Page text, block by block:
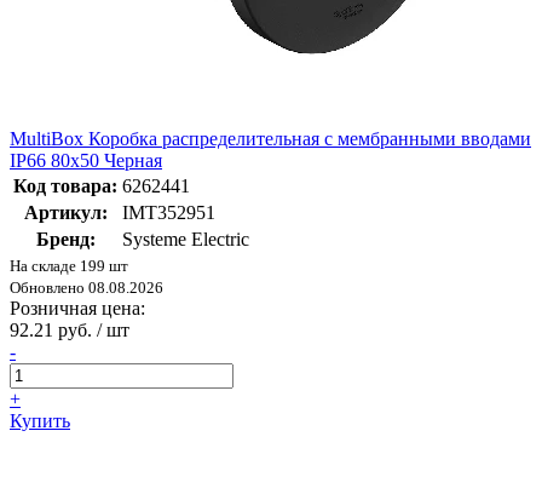
MultiBox Коробка распределительная с мембранными вводами
IP66 80x50 Черная
Код товара: 6262441
Артикул:
IMT352951
Бренд:
Systeme Electric
На складе 199 шт
Обновлено 08.08.2026
Розничная цена:
92.21 руб. / шт
-
+
Купить